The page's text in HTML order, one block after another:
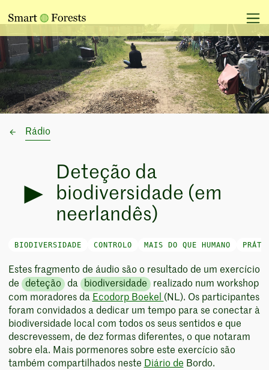
Rádio
Deteção da
biodiversidade (em
neerlandês)
BIODIVERSIDADE CONTROLO MAIS DO QUE HUMANO
Estes fragmento de áudio são o resultado de um exercício
de
deteção da biodiversidade realizado num workshop
com moradores da Ecodorp Boekel (NL). Os participantes
foram convidados a dedicar um tempo para se conectar à
biodiversidade local com todos os seus sentidos e que
descrevessem, de dez formas diferentes, o que notaram
sobre ela. Mais pormenores sobre este exercício são
também compartilhados neste Diário de Bordo.